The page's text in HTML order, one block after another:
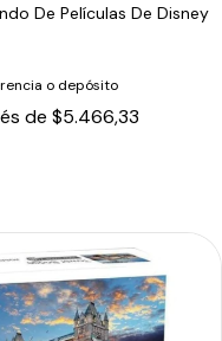
De Películas De Disney
o depósito
de$5.466,33